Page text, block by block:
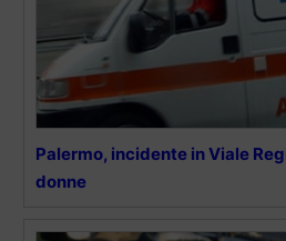
Palermo, incidente in Viale
donne